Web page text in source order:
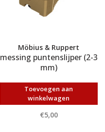
Möbius & Ruppert
messing puntenslijper (2-3
mm)
Toevoegen aan
winkelwagen
€5,00